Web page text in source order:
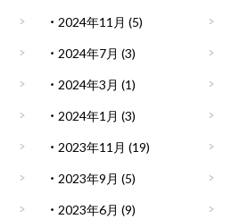
2024年11月 (5)
2024年7月 (3)
2024年3月 (1)
2024年1月 (3)
2023年11月 (19)
2023年9月 (5)
2023年6月 (9)